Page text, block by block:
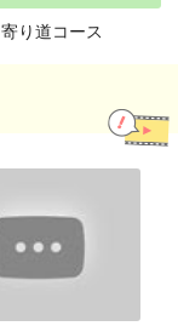
り道コース